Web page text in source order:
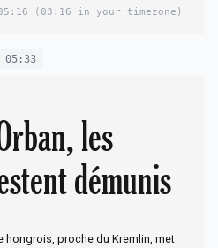
(03:16 in your timezone)
05:33
les
démunis
hongrois, proche du Kremlin, met